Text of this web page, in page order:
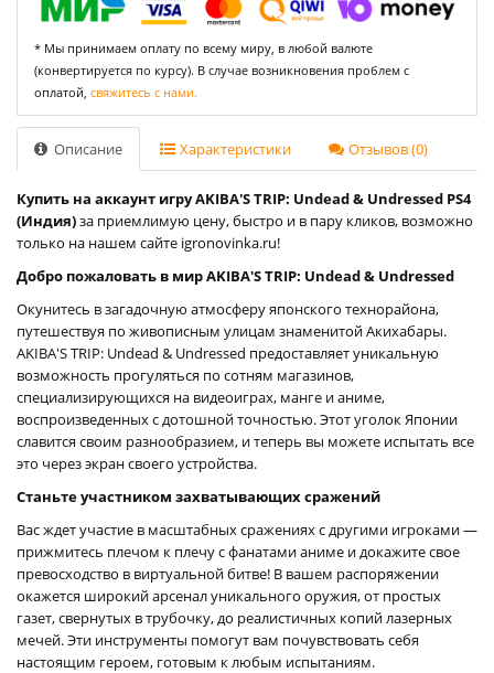
* Мы принимаем оплату по всему миру, в любой валюте
(конвертируется по курсу). В случае возникновения проблем с
оплатой, свяжитесь с нами.
Описание Характеристики Отзывов (0)
Купить на аккаунт игру AKIBA'S TRIP: Undead & Undressed PS4
(Индия)за приемлимую цену, быстро и в пару кликов, возможно
только на нашем сайте igronovinka.ru!
Добро пожаловать в мир AKIBA'S TRIP: Undead & Undressed
Окунитесь в загадочную атмосферу японского технорайона,
путешествуя по живописным улицам знаменитой Акихабары.
AKIBA'S TRIP: Undead & Undressed предоставляет уникальную
возможность прогуляться по сотням магазинов,
специализирующихся на видеоиграх, манге и аниме,
воспроизведенных с дотошной точностью. Этот уголок Японии
славится своим разнообразием, и теперь вы можете испытать все
это через экран своего устройства.
Станьте участником захватывающих сражений
Вас ждет участие в масштабных сражениях с другими игроками —
прижмитесь плечом к плечу с фанатами аниме и докажите свое
превосходство в виртуальной битве! В вашем распоряжении
окажется широкий арсенал уникального оружия, от простых
газет, свернутых в трубочку, до реалистичных копий лазерных
мечей. Эти инструменты помогут вам почувствовать себя
настоящим героем, готовым к любым испытаниям.